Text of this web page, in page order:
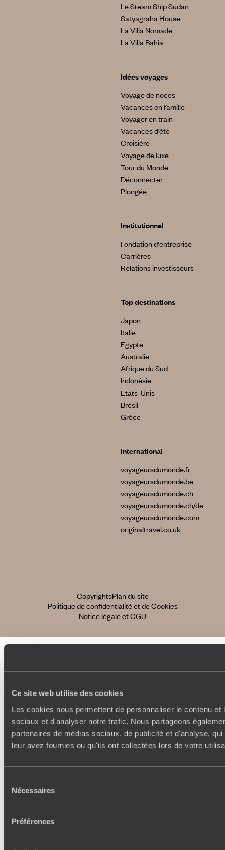
Ce site web utilise des cookies
Les cookies nous permettent de personnaliser le contenu
sociaux et d'analyser notre trafic. Nous partageons
partenaires de médias sociaux, de publicité et d'analyse,
leur avez fournies ou qu'ils ont collectées lors de votre
Nécessaires
Préférences
Le Steam Ship Sudan
Satyagraha House
La Villa Nomade
La Villa Bahia
Idées voyages
Voyage de noces
Vacances en famille
Voyager en train
Vacances d’été
Croisière
Voyage de luxe
Tour du Monde
Déconnecter
Plongée
Institutionnel
Fondation d'entreprise
Carrières
Relations investisseurs
Top destinations
Japon
Italie
Egypte
Australie
Afrique du Sud
Indonésie
Etats-Unis
Brésil
Grèce
International
voyageursdumonde.fr
voyageursdumonde.be
voyageursdumonde.ch
voyageursdumonde.ch/de
voyageursdumonde.com
originaltravel.co.uk
CopyrightsPlan du site
Politique de confidentialité et de Cookies
Notice légale et CGU